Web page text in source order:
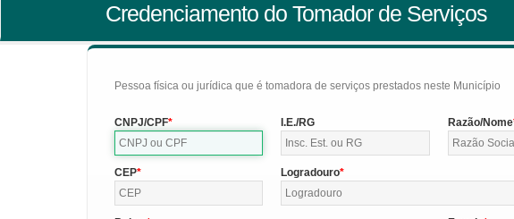
Credenciamento do Tomador de Serviços
Pessoa física ou jurídica que é tomadora de serviços prestados neste Município
CNPJ/CPF I.E./RG Razão/Nome
CEP Logradouro